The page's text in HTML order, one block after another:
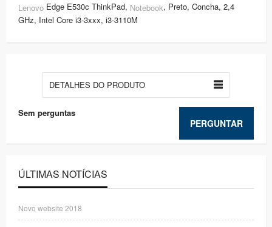
Lenovo Edge E530c ThinkPad, Notebook, Preto, Concha, 2,4
GHz, Intel Core i3-3xxx, i3-3110M
DETALHES DO PRODUTO
PERGUNTAR
Sem perguntas
ÚLTIMAS NOTÍCIAS
Novo website 2018